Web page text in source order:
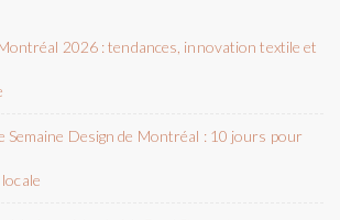
2026 : tendances, innovation textile et
Semaine Design de Montréal : 10 jours pour